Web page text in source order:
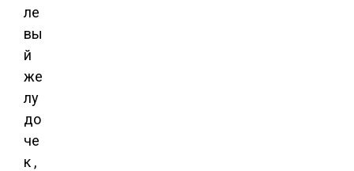
ле
вы
й
же
лу
до
че
к ,